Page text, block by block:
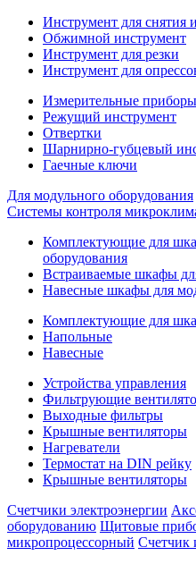
Инструмент для снятия
Обжимной инструмент
Инструмент для резки
Инструмент для
Измерительные
Режущий инструмент
Отвертки
Шарнирно-губцевый
Гаечные ключи
Для модульного оборудования
Системы контроля
Комплектующие для
оборудования
Встраиваемые шкафы
Навесные шкафы для
Комплектующие для
Напольные
Навесные
Устройства управления
Фильтрующие
Выходные фильтры
Крышные вентиляторы
Нагреватели
Термостат на DIN рейку
Крышные вентиляторы
Счетчики электроэнергии
оборудованию Щитовые
микропроцессорный Счетчик